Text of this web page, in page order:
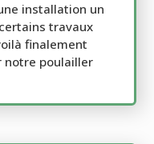
installation un
travaux
finalement
notre poulailler